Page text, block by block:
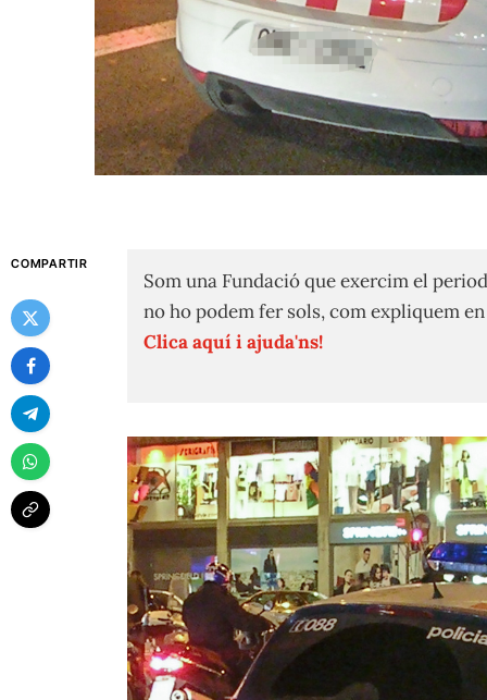
COMPARTIR
Som una Fundació que exercim el
no ho podem fer sols, com expliquem
Clica aquí i ajuda'ns!